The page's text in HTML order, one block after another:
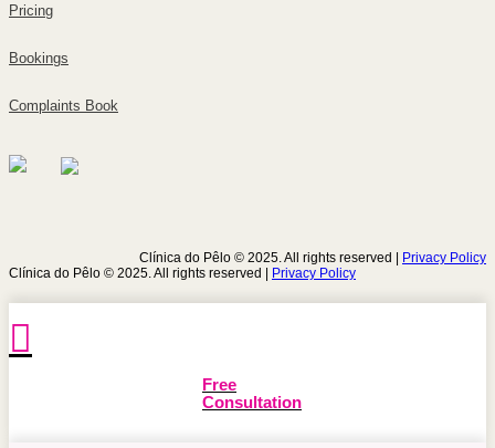
Pricing
Bookings
Complaints Book
Clínica do Pêlo © 2025. All rights reserved |
Privacy Policy
Clínica do Pêlo © 2025. All rights reserved |
Privacy Policy
Free
Consultation